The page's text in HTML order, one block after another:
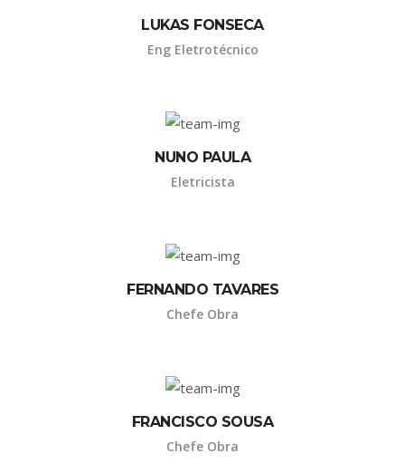
LUKAS FONSECA
Eng Eletrotécnico
NUNO PAULA
Eletricista
FERNANDO TAVARES
Chefe Obra
FRANCISCO SOUSA
Chefe Obra